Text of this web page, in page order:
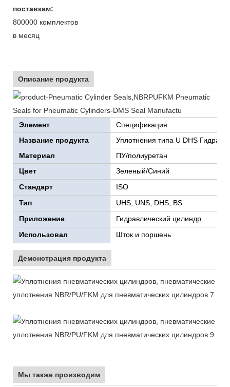
поставкам:
800000 комплектов
в месяц
Описание продукта
Элемент
Спецификация
Название продукта
Уплотнения типа U DHS
Материал
ПУ/полиуретан
Цвет
Зеленый/Синий
Стандарт
ISO
Тип
UHS, UNS, DHS, BS
Приложение
Гидравлический цилиндр
Использовал
Шток и поршень
Демонстрация продукта
Мы также производим